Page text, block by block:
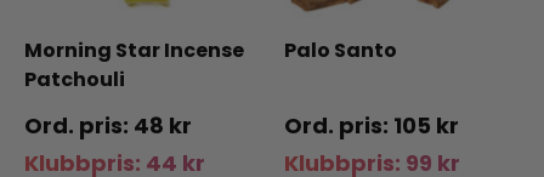
Morning Star Incense
Patchouli
48 kr
Klubbpris: 44 kr
Palo Santo
105 kr
Klubbpris: 99 kr